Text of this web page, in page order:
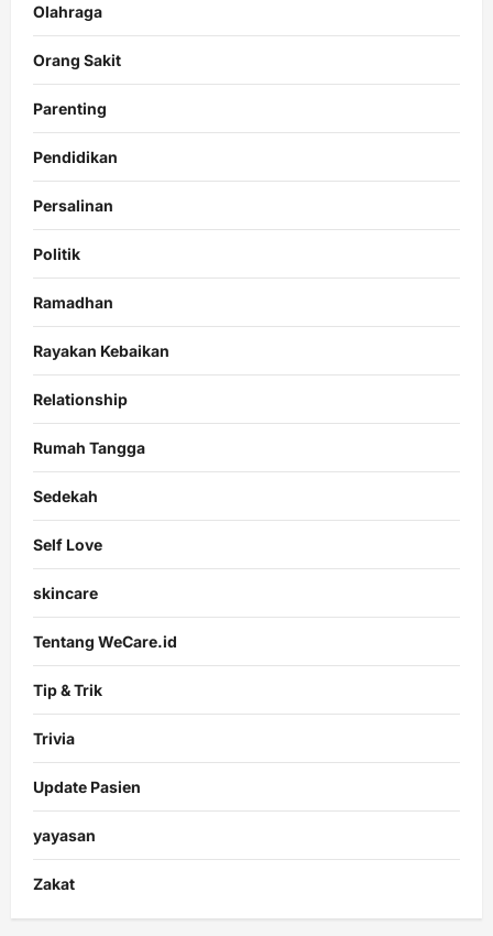
Olahraga
Orang Sakit
Parenting
Pendidikan
Persalinan
Politik
Ramadhan
Rayakan Kebaikan
Relationship
Rumah Tangga
Sedekah
Self Love
skincare
Tentang WeCare.id
Tip & Trik
Trivia
Update Pasien
yayasan
Zakat